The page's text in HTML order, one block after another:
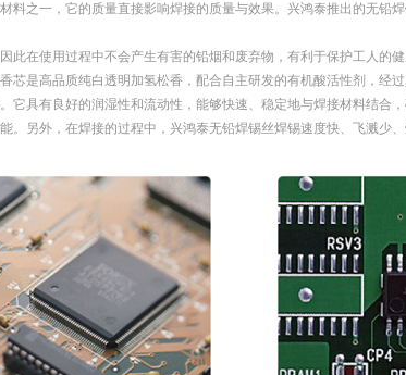
料之一，它的质量直接影响焊接的质量与效果。兴鸿泰推出的无铅
此在使用过程中不会产生有害的铅烟和废弃物，有利于保护工人的
芯是高品质纯白透明加氢松香，配合自主研发的有机酸活性剂，经
它具有良好的润湿性和流动性，能够快速、稳定地与焊接材料结合
。另外，在焊接的过程中，兴鸿泰无铅焊锡丝焊锡速度快、飞溅少